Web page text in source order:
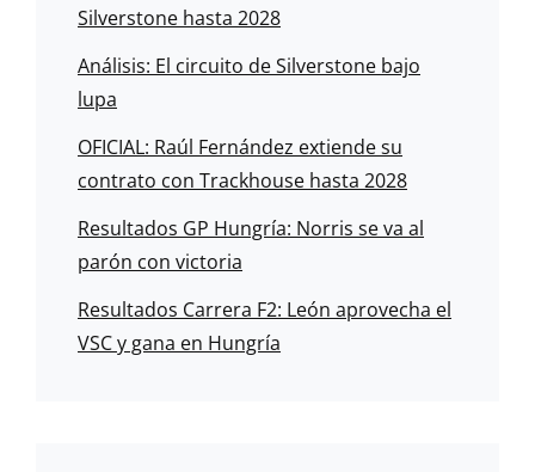
Silverstone hasta 2028
Análisis: El circuito de Silverstone bajo
lupa
OFICIAL: Raúl Fernández extiende su
contrato con Trackhouse hasta 2028
Resultados GP Hungría: Norris se va al
parón con victoria
Resultados Carrera F2: León aprovecha el
VSC y gana en Hungría